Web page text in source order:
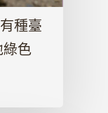
種臺
色